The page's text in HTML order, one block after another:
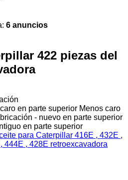
6 anuncios
422 piezas del
en parte superior Menos caro
- nuevo en parte superior
en parte superior